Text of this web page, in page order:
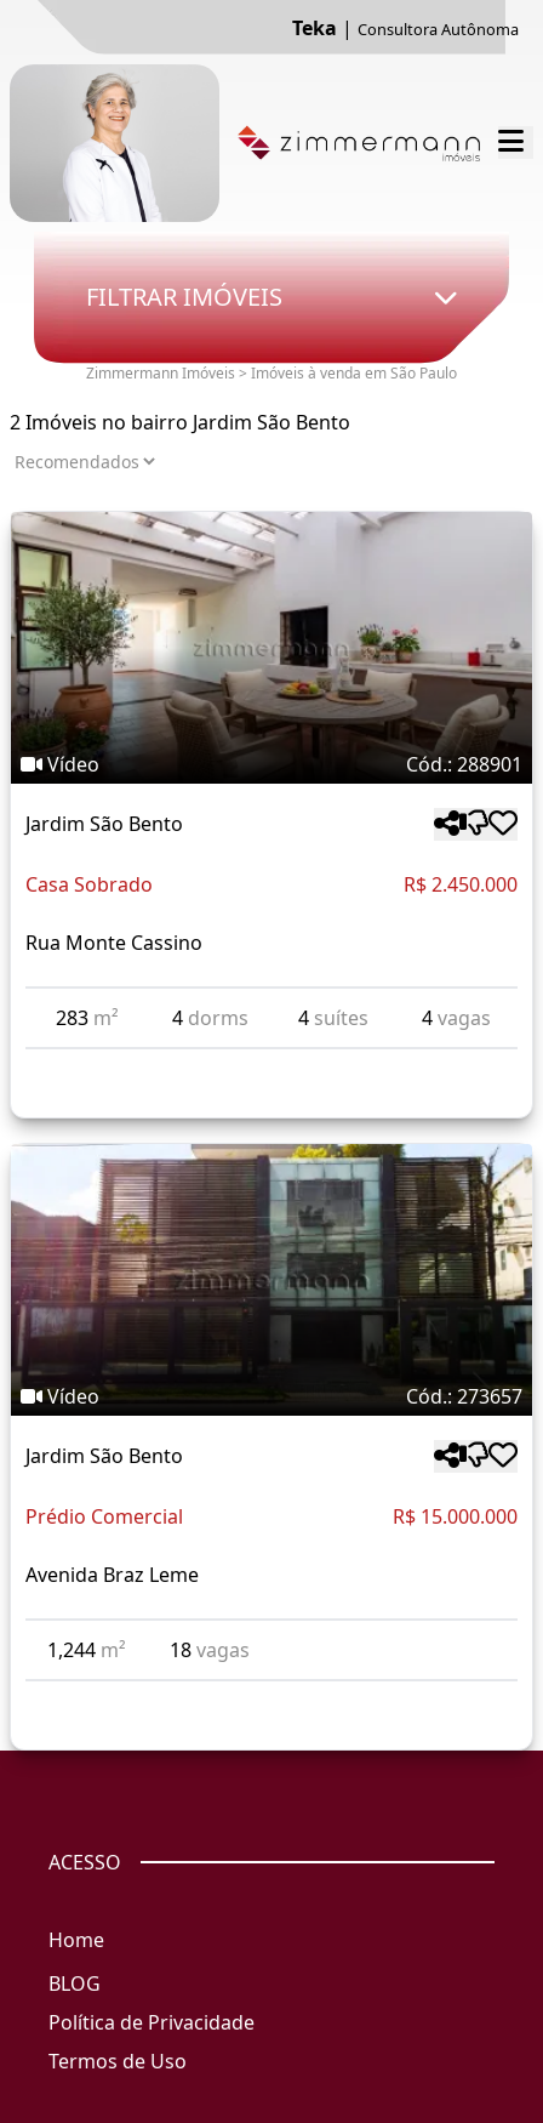
Teka | Consultora Autônoma
FILTRAR IMÓVEIS
Zimmermann Imóveis > Imóveis à venda em São Paulo
2 Imóveis no bairro Jardim São Bento
Vídeo Cód.: 288901
Jardim São Bento
Casa Sobrado R$ 2.450.000
Rua Monte Cassino
283 m² 4 dorms 4 suítes 4vagas
Vídeo Cód.: 273657
Jardim São Bento
Prédio Comercial R$ 15.000.000
Avenida Braz Leme
1,244 m² 18vagas
ACESSO
Home
BLOG
Política de Privacidade
Termos de Uso